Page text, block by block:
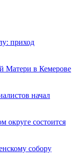
приход
Матери в Кемерове
начал
округе состоится
собору